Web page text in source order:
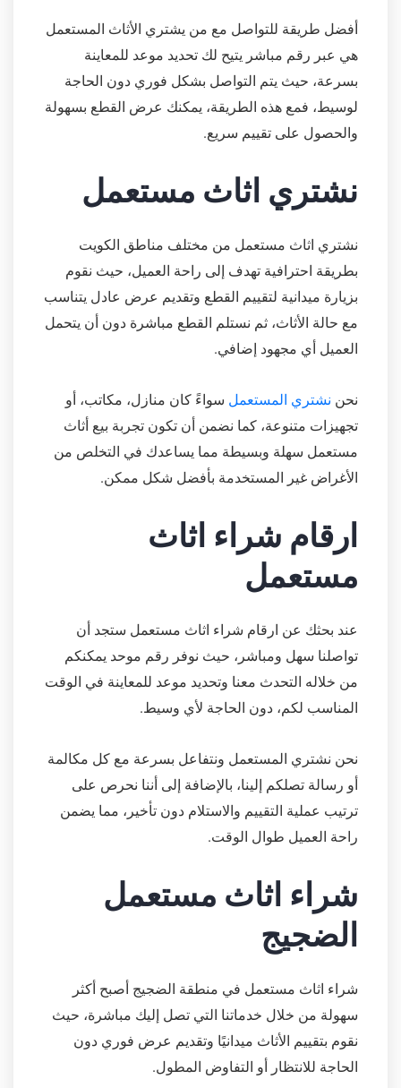
أفضل طريقة للتواصل مع من يشتري الأثاث المستعمل
هي عبر رقم مباشر يتيح لك تحديد موعد للمعاينة
بسرعة، حيث يتم التواصل بشكل فوري دون الحاجة
لوسيط، فمع هذه الطريقة، يمكنك عرض القطع بسهولة
والحصول على تقييم سريع.
نشتري اثاث مستعمل
نشتري اثاث مستعمل من مختلف مناطق الكويت
بطريقة احترافية تهدف إلى راحة العميل، حيث نقوم
بزيارة ميدانية لتقييم القطع وتقديم عرض عادل يتناسب
مع حالة الأثاث، ثم نستلم القطع مباشرة دون أن يتحمل
العميل أي مجهود إضافي.
نحن نشتري المستعمل سواءً كان منازل، مكاتب، أو
تجهيزات متنوعة، كما نضمن أن تكون تجربة بيع أثاث
مستعمل سهلة وبسيطة مما يساعدك في التخلص من
الأغراض غير المستخدمة بأفضل شكل ممكن.
ارقام شراء اثاث
مستعمل
عند بحثك عن ارقام شراء اثاث مستعمل ستجد أن
تواصلنا سهل ومباشر، حيث نوفر رقم موحد يمكنكم
من خلاله التحدث معنا وتحديد موعد للمعاينة في الوقت
المناسب لكم، دون الحاجة لأي وسيط.
نحن نشتري المستعمل ونتفاعل بسرعة مع كل مكالمة
أو رسالة تصلكم إلينا، بالإضافة إلى أننا نحرص على
ترتيب عملية التقييم والاستلام دون تأخير، مما يضمن
راحة العميل طوال الوقت.
شراء اثاث مستعمل
الضجيج
شراء اثاث مستعمل في منطقة الضجيج أصبح أكثر
سهولة من خلال خدماتنا التي تصل إليك مباشرة، حيث
نقوم بتقييم الأثاث ميدانيًا وتقديم عرض فوري دون
الحاجة للانتظار أو التفاوض المطول.